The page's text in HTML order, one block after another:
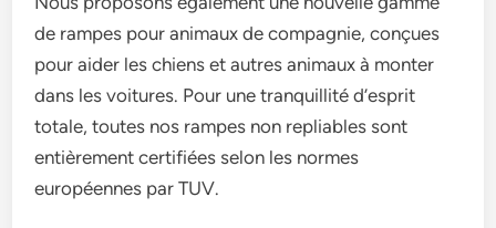
de rampes pour animaux de compagnie, conçues
pour aider les chiens et autres animaux à monter
dans les voitures. Pour une tranquillité d’esprit
totale, toutes nos rampes non repliables sont
entièrement certifiées selon les normes
européennes par TUV.